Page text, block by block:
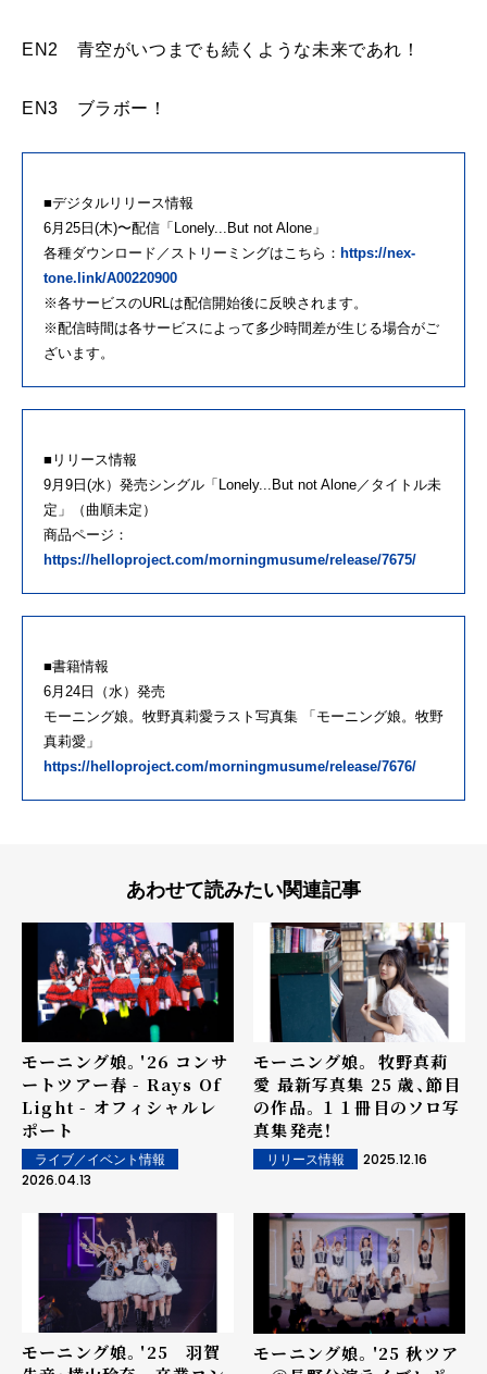
EN2 青空がいつまでも続くような未来であれ！
EN3 ブラボー！
■デジタルリリース情報
6月25日(木)〜配信「Lonely...But not Alone」
各種ダウンロード／ストリーミングはこちら： https://nex-
tone.link/A00220900
※各サービスのURLは配信開始後に反映されます。
※配信時間は各サービスによって多少時間差が生じる場合がご
ざいます。
■リリース情報
9月9日(水）発売シングル「Lonely...But not Alone／タイトル未
定」（曲順未定）
商品ページ：
https://helloproject.com/morningmusume/release/7675/
■書籍情報
6月24日（水）発売
モーニング娘。牧野真莉愛ラスト写真集 「モーニング娘。牧野
真莉愛」
https://helloproject.com/morningmusume/release/7676/
あわせて読みたい関連記事
モーニング娘。'26 コンサ
ートツアー春 - Rays Of
Light - オフィシャルレ
ポート
ライブ／イベント情報
2026.04.13
モーニング娘。 牧野真莉
愛 最新写真集 25 歳、節目
の作品。１１冊目のソロ写
真集発売！
リリース情報 2025.12.16
モーニング娘。'25 羽賀
モーニング娘。'25 秋ツア